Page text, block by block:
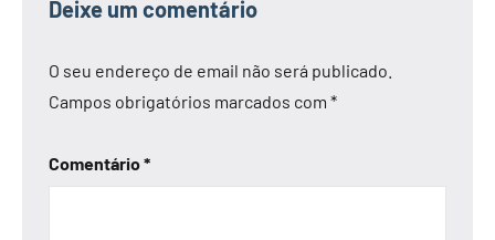
Deixe um comentário
O seu endereço de email não será publicado.
Campos obrigatórios marcados com *
Comentário*